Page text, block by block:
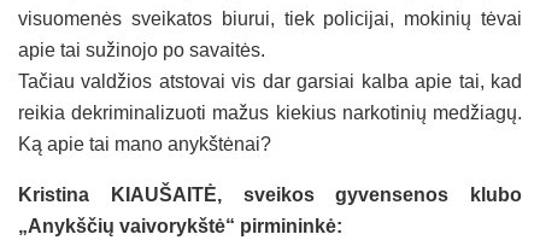
visuomenės sveikatos biurui, tiek policijai, mokinių tėvai
apie tai sužinojo po savaitės.
Tačiau valdžios atstovai vis dar garsiai kalba apie tai, kad
reikia dekriminalizuoti mažus kiekius narkotinių medžiagų.
Ką apie tai mano anykštėnai?
Kristina KIAUŠAITĖ, sveikos gyvensenos klubo
„Anykščių vaivorykštė“ pirmininkė: